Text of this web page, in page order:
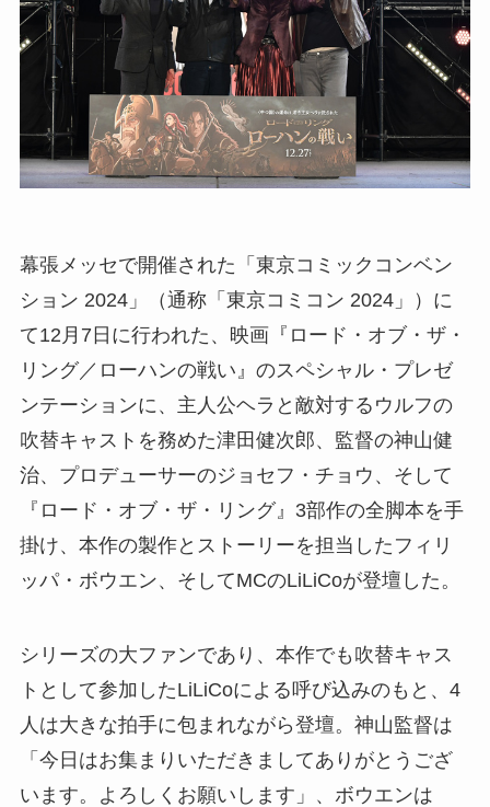
幕張メッセで開催された「東京コミックコンベン
ション 2024」（通称「東京コミコン 2024」）に
て12月7日に行われた、映画『ロード・オブ・ザ・
リング／ローハンの戦い』のスペシャル・プレゼ
ンテーションに、主人公ヘラと敵対するウルフの
吹替キャストを務めた津田健次郎、監督の神山健
治、プロデューサーのジョセフ・チョウ、そして
『ロード・オブ・ザ・リング』3部作の全脚本を手
掛け、本作の製作とストーリーを担当したフィリ
ッパ・ボウエン、そしてMCのLiLiCoが登壇した。
シリーズの大ファンであり、本作でも吹替キャス
トとして参加したLiLiCoによる呼び込みのもと、4
人は大きな拍手に包まれながら登壇。神山監督は
「今日はお集まりいただきましてありがとうござ
います。よろしくお願いします」、ボウエンは